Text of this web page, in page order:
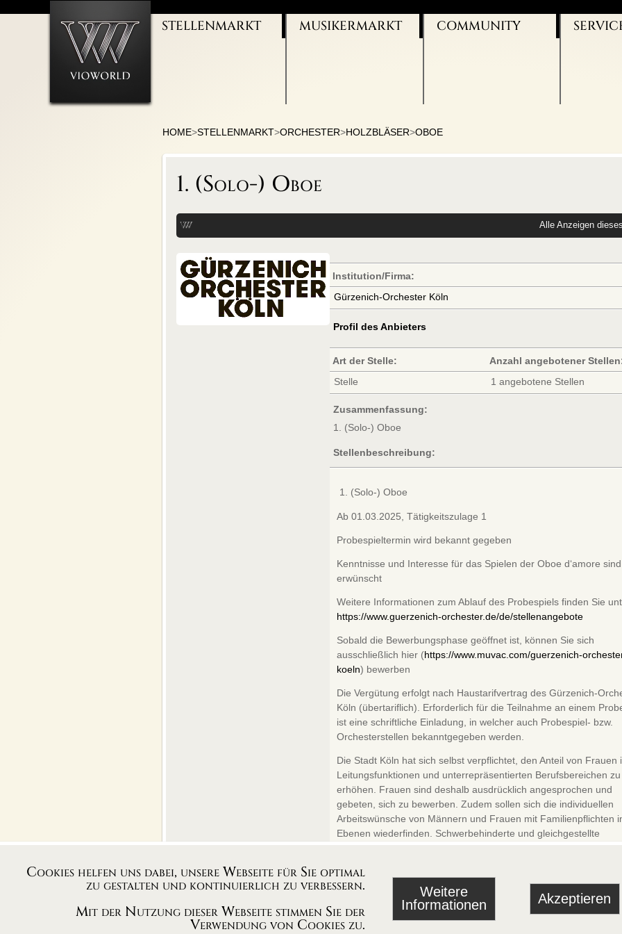
STELLENMARKT MUSIKERMARKT COMMUNITY
HOME>STELLENMARKT>ORCHESTER>HOLZBLÄSER>OBOE
1. (Solo-) Oboe
Alle Anzeigen
Institution/Firma:
Gürzenich-Orchester Köln
Profil des Anbieters
Art der Stelle:
Stelle
Anzahl angebotener
1 angebotene Stellen
Zusammenfassung:
1. (Solo-) Oboe
Stellenbeschreibung:
(Solo-) Oboe
Ab 01.03.2025, Tätigkeitszulage 1
Probespieltermin wird bekannt gegeben
Kenntnisse und Interesse für das Spielen der Oboe d‘amore sind
erwünscht
Weitere Informationen zum Ablauf des Probespiels finden Sie
https://www.guerzenich-orchester.de/de/stellenangebote
Sobald die Bewerbungsphase geöffnet ist, können Sie sich
ausschließlich hier (https://www.muvac.com/guerzenich-
koeln) bewerben
Die Vergütung erfolgt nach Haustarifvertrag des Gürzenich-
Köln (übertariflich). Erforderlich für die Teilnahme an einem
ist eine schriftliche Einladung, in welcher auch Probespiel- bzw.
Orchesterstellen bekanntgegeben werden.
Die Stadt Köln hat sich selbst verpflichtet, den Anteil von Frauen
Leitungsfunktionen und unterrepräsentierten Berufsbereichen zu
erhöhen. Frauen sind deshalb ausdrücklich angesprochen und
gebeten, sich zu bewerben. Zudem sollen sich die individuellen
Arbeitswünsche von Männern und Frauen mit Familienpflichten
Ebenen wiederfinden. Schwerbehinderte und gleichgestellte
QUALITY – Engagement für Chancengleichheit von Frauen und
Männern sowie des Zusatzprädikats DIVERSITY.
Cookies helfen uns dabei, unsere Webseite für Sie optimal
zu gestalten und kontinuierlich zu verbessern.
Mit der Nutzung dieser Webseite stimmen Sie der
Verwendung von Cookies zu.
Weitere
Informationen
Akzeptieren